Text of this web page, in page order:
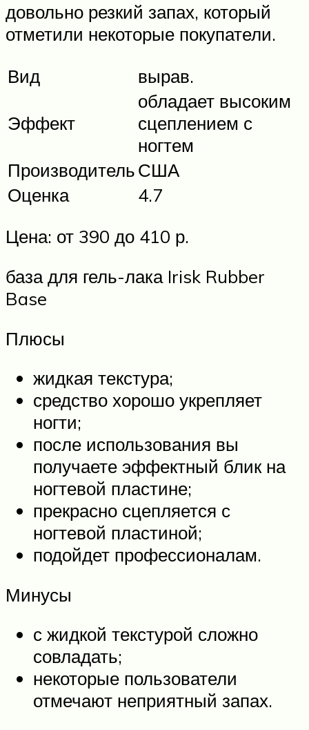
довольно резкий запах, который
отметили некоторые покупатели.
Вид
вырав.
Эффект
обладает высоким
сцеплением с
ногтем
ПроизводительСША
Оценка
4.7
Цена: от 390 до 410 р.
база для гель-лака Irisk Rubber
Base
Плюсы
жидкая текстура;
средство хорошо укрепляет
ногти;
после использования вы
получаете эффектный блик на
ногтевой пластине;
прекрасно сцепляется с
ногтевой пластиной;
подойдет профессионалам.
Минусы
с жидкой текстурой сложно
совладать;
некоторые пользователи
отмечают неприятный запах.